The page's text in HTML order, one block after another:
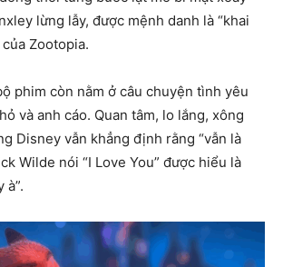
lừng lẫy, được mệnh danh là “khai
Zootopia.
phim còn nằm ở câu chuyện tình yêu
và anh cáo. Quan tâm, lo lắng, xông
Disney vẫn khẳng định rằng “vẫn là
Wilde nói “I Love You” được hiểu là
à”.